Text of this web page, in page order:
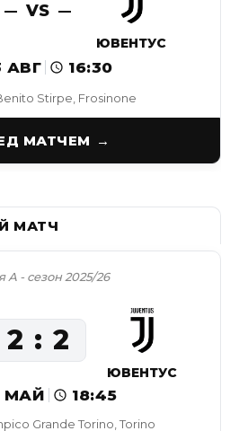
Stirpe, Frosinone
VS
ЮВЕНТУС
АВГ 16:30
МАТЧЕМ
Grande Torino, Torino
А - сезон 2025/26
МАЙ 18:45
2 2
ЮВЕНТУС